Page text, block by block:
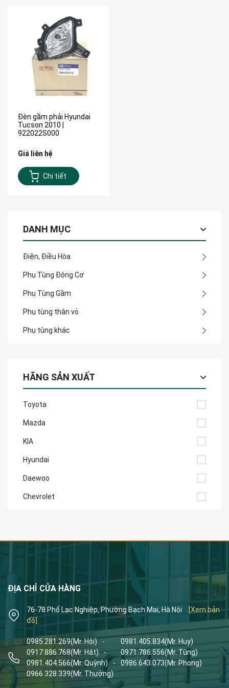
DANH MỤC
Điện, Điều Hòa
Phụ Tùng Động Cơ
Phụ Tùng Gầm
Phụ tùng thân vỏ
Phụ tùng khác
HÃNG SẢN XUẤT
Toyota
Mazda
KIA
Hyundai
Daewoo
Chevrolet
Đèn gầm phải Hyundai
Tucson 2010 |
922022S000
Giá liên hệ
Chi tiết
ĐỊA CHỈ CỬA HÀNG
76-78 Phố Lạc Nghiệp, Phường Bạch Mai, Hà Nội
[Xem bản
đồ]
0985.281.269(Mr. Hội) - 0981.405.834(Mr. Huy)
0917.886.768(Mr. Hát) - 0971.786.556(Mr. Tùng)
0981.404.566(Mr. Quỳnh) - 0986.643.073(Mr. Phong)
0966.328.339(Mr. Thưởng)